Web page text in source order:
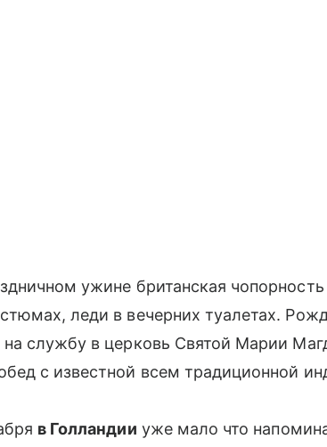
ужине британская чопорность
леди в вечерних туалетах.
на службу в церковь Святой Марии
с известной всем традиционной
в Голландии уже мало что